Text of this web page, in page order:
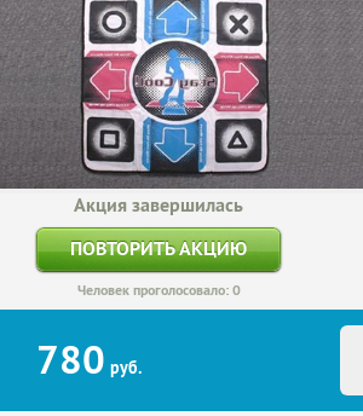
Акция завершилась
ПОВТОРИТЬ АКЦИЮ
Человек проголосовало: 0
780 руб.